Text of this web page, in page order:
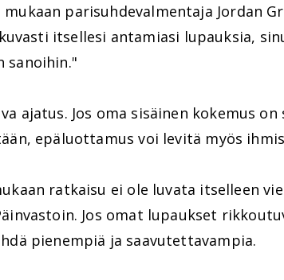
mukaan parisuhdevalmentaja Jordan
itsellesi antamiasi lupauksia,
sanoihin."
ajatus. Jos oma sisäinen kokemus
epäluottamus voi levitä myös
ratkaisu ei ole luvata itselleen
Jos omat lupaukset
pienempiä ja saavutettavampia.